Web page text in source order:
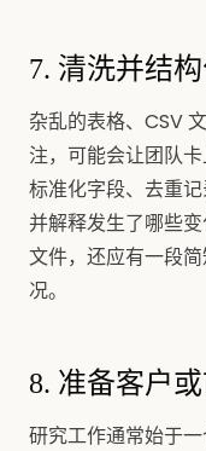
7. 清洗并结
杂乱的表格、CSV
注，可能会让团队
标准化字段、去重
并解释发生了哪些
文件，还应有一段
况。
8. 准备客户
研究工作通常始于